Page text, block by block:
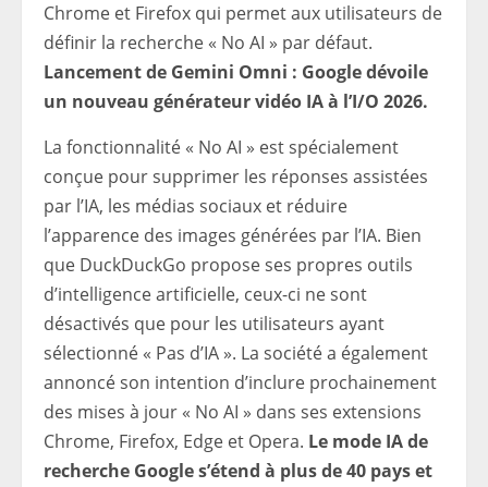
Chrome et Firefox qui permet aux utilisateurs de
définir la recherche « No AI » par défaut.
Lancement de Gemini Omni : Google dévoile
un nouveau générateur vidéo IA à l’I/O 2026.
La fonctionnalité « No AI » est spécialement
conçue pour supprimer les réponses assistées
par l’IA, les médias sociaux et réduire
l’apparence des images générées par l’IA. Bien
que DuckDuckGo propose ses propres outils
d’intelligence artificielle, ceux-ci ne sont
désactivés que pour les utilisateurs ayant
sélectionné « Pas d’IA ». La société a également
annoncé son intention d’inclure prochainement
des mises à jour « No AI » dans ses extensions
Chrome, Firefox, Edge et Opera. Le mode IA de
recherche Google s’étend à plus de 40 pays et